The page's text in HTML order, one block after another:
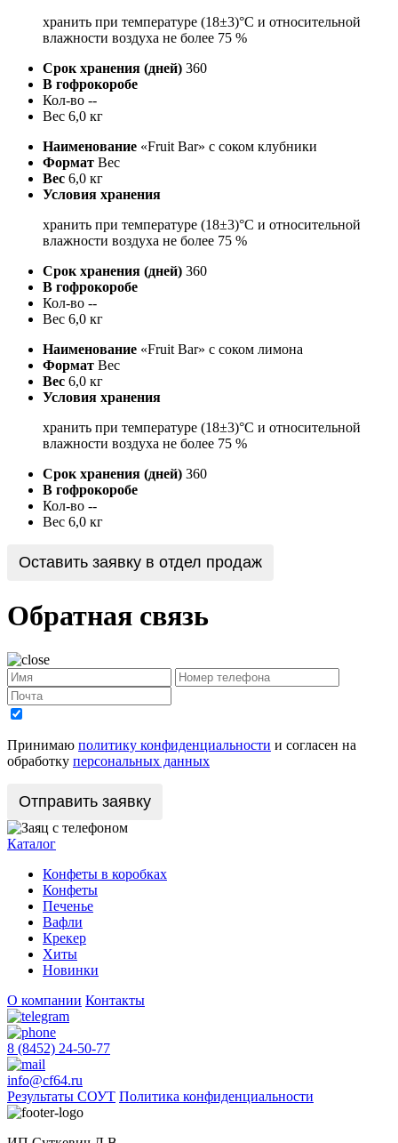
хранить при температуре (18±3)°С и относительной
влажности воздуха не более 75 %
Срок хранения (дней) 360
В гофрокоробе
Кол-во --
Вес 6,0 кг
Наименование «Fruit Bar» с соком клубники
Формат Вес
Вес 6,0 кг
Условия хранения
хранить при температуре (18±3)°С и относительной
влажности воздуха не более 75 %
Срок хранения (дней) 360
В гофрокоробе
Кол-во --
Вес 6,0 кг
Наименование «Fruit Bar» с соком лимона
Формат Вес
Вес 6,0 кг
Условия хранения
хранить при температуре (18±3)°С и относительной
влажности воздуха не более 75 %
Срок хранения (дней) 360
В гофрокоробе
Кол-во --
Вес 6,0 кг
Оставить заявку в отдел продаж
Обратная связь
Принимаю политику конфиденциальности и согласен на
обработку персональных данных
Каталог
Конфеты в коробках
Конфеты
Печенье
Вафли
Крекер
Хиты
Новинки
О компании Контакты
8 (8452) 24-50-77
info@cf64.ru
Результаты СОУТ Политика конфиденциальности